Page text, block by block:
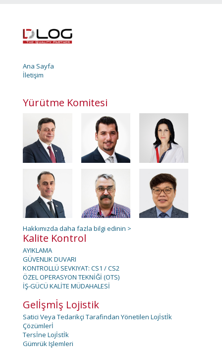
Ana Sayfa
İletişim
Yürütme Komitesi
Hakkımızda daha fazla bilgi edinin >
Kalite Kontrol
AYIKLAMA
GÜVENLIK DUVARI
KONTROLLÜ SEVKIYAT: CS1 / CS2
ÖZEL OPERASYON TEKNİĞİ (OTS)
İŞ-GÜCÜ KALİTE MÜDAHALESİ
Gelİşmİş Lojistik
Satici Veya Tedarikçi Tarafindan Yönetilen Lojİstİk
Çözümlerİ
Tersİne Lojİstİk
Gümrük Işlemleri